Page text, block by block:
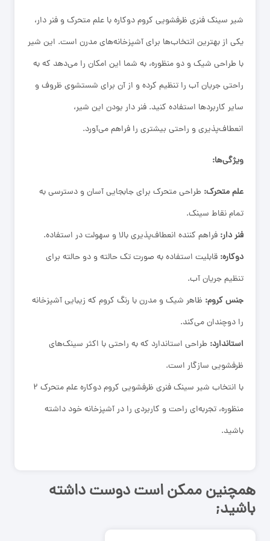
شیر سینک فنری ظرفشویی کروم دوکاره با علم متحرک و فنر دار،
یکی از بهترین انتخاب‌ها برای آشپزخانه‌های مدرن است. این شیر
با طراحی شیک و دو منظوره، به شما این امکان را می‌دهد که به
راحتی جریان آب را تنظیم کرده و از آن برای شستشوی ظروف و
سایر کاربردها استفاده کنید. فنر دار بودن این شیر،
انعطاف‌پذیری و راحتی بیشتری را فراهم می‌آورد.
ویژگی‌ها:
علم متحرک: طراحی متحرک برای جابجایی آسان و دسترسی به
تمام نقاط سینک.
فنر دار: فراهم کننده انعطاف‌پذیری بالا و سهولت در استفاده.
دوکاره: قابلیت استفاده به صورت تک حالته و دو حالته برای
تنظیم جریان آب.
جنس کروم: ظاهر شیک و مدرن با رنگ کروم که زیبایی آشپزخانه
را دوچندان می‌کند.
استاندارد: طراحی استاندارد که به راحتی با اکثر سینک‌های
ظرفشویی سازگار است.
با انتخاب شیر سینک فنری ظرفشویی کروم دوکاره علم متحرک ۲
منظوره، تجربه‌ای راحت و کاربردی را در آشپزخانه خود داشته
باشید.
همچنین ممکن است دوست داشته
باشید;